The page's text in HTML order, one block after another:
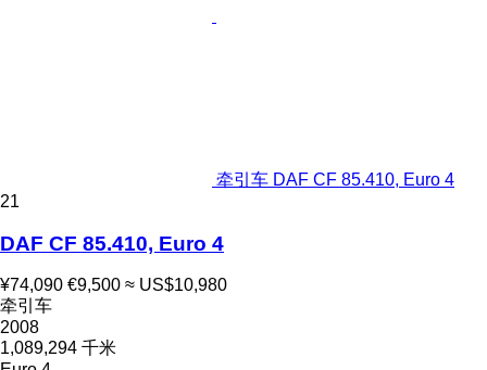
牵引车 DAF CF 85.410, Euro 4
21
DAF CF 85.410, Euro 4
¥74,090 €9,500 ≈ US$10,980
牵引车
2008
1,089,294 千米